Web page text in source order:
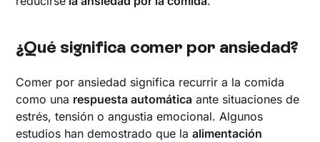
¿Qué significa comer por ansiedad?
Comer por ansiedad significa recurrir a la comida
como una respuesta automática ante situaciones de
estrés, tensión o angustia emocional. Algunos
estudios han demostrado que laalimentación